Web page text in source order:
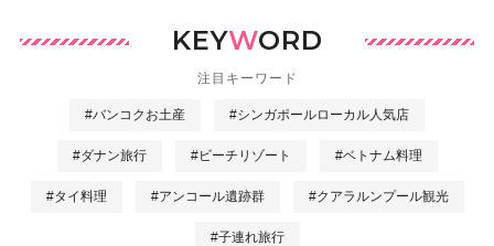
KEYWORD
注目キーワード
#バンコクお土産 #シンガポールローカル人気店
#ダナン旅行 #ビーチリゾート #ベトナム料理
#タイ料理 #アンコール遺跡群 #クアラルンプール観光
#子連れ旅行